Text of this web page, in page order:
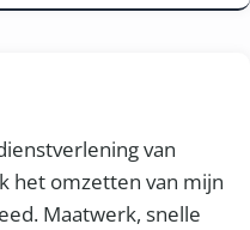
van
het omzetten van mijn
Maatwerk, snelle